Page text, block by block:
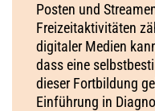
Posten und
Freizeitaktivitäten
digitaler Medien
dass eine
dieser Fortbildung
Einführung in